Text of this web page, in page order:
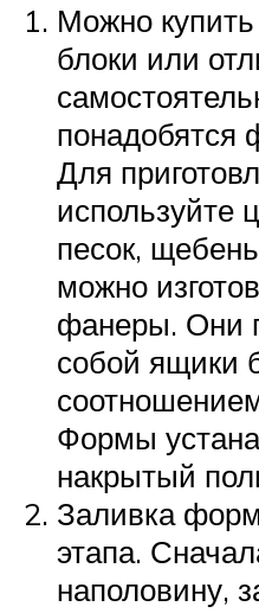
Можно
блоки или
понадобятся
Для
используйте
песок,
можно
фанеры. Они
собой ящики
Формы
накрытый
Заливка
этапа.
наполовину,